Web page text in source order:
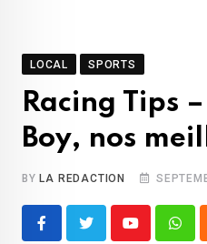
LOCAL SPORTS
Racing Tips
Boy, nos
BY LA REDACTION
Youtube